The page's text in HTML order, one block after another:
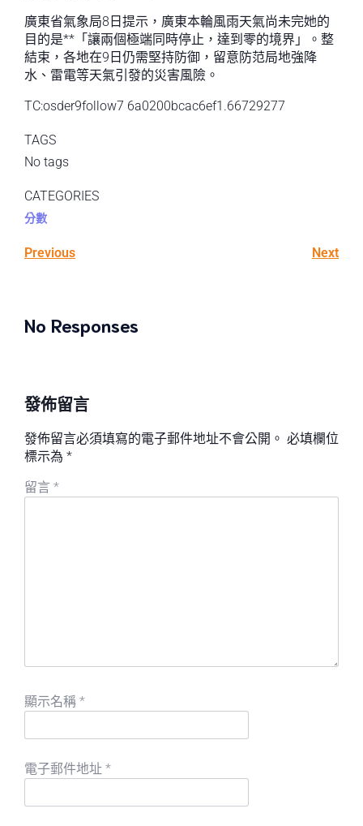
廣東省氣象局8日提示，廣東本輪風雨天氣尚未完她的
目的是**「讓兩個極端同時停止，達到零的境界」。整
結束，各地在9日仍需堅持防御，留意防范局地強降
水、雷電等天氣引發的災害風險。
TC:osder9follow7 6a0200bcac6ef1.66729277
TAGS
No tags
CATEGORIES
分數
Previous Next
No Responses
發佈留言
發佈留言必須填寫的電子郵件地址不會公開。 必填欄位
標示為 *
留言 *
顯示名稱 *
電子郵件地址 *